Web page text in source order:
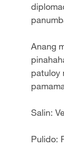
Anang
patuloy
Salin:
Pulido: